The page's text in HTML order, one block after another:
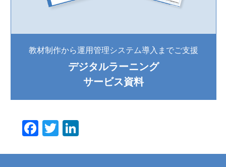
教材制作から運用管理システム導入までご支援
デジタルラーニング
サービス資料
F
T